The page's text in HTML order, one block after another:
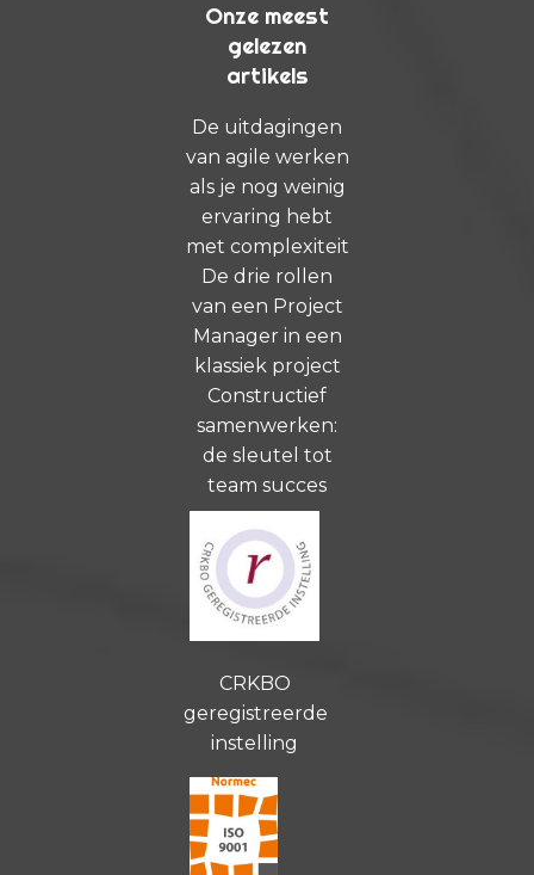
Onze meest
gelezen
artikels
De uitdagingen
van agile werken
als je nog weinig
ervaring hebt
met complexiteit
De drie rollen
van een Project
Manager in een
klassiek project
Constructief
samenwerken:
de sleutel tot
team succes
CRKBO
geregistreerde
instelling